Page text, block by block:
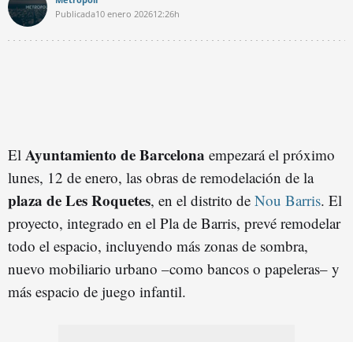
Publicada10 enero 202612:26h
El Ayuntamiento de Barcelona empezará el próximo
lunes, 12 de enero, las obras de remodelación de la
plaza de Les Roquetes, en el distrito de Nou Barris. El
proyecto, integrado en el Pla de Barris, prevé remodelar
todo el espacio, incluyendo más zonas de sombra,
nuevo mobiliario urbano –como bancos o papeleras– y
más espacio de juego infantil.